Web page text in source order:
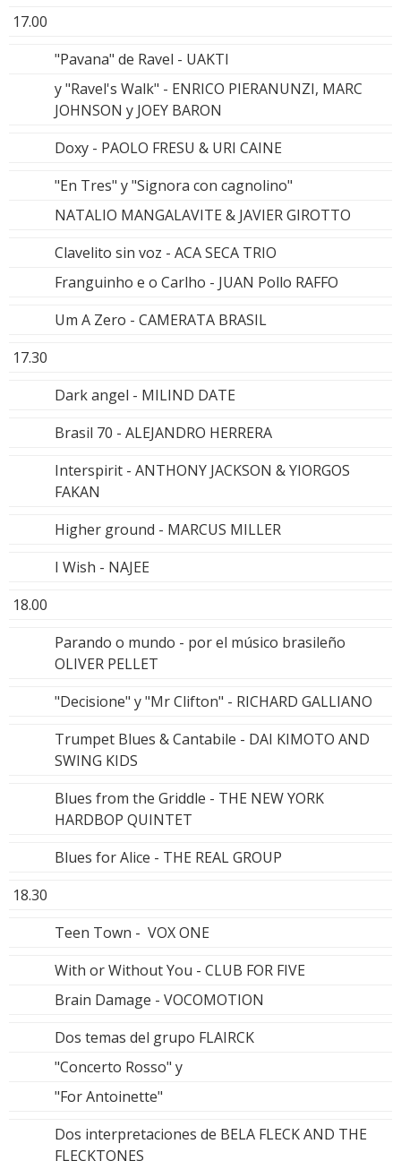
17.00
"Pavana" de Ravel - UAKTI
y "Ravel's Walk" - ENRICO PIERANUNZI, MARC
JOHNSON y JOEY BARON
Doxy - PAOLO FRESU & URI CAINE
"En Tres" y "Signora con cagnolino"
NATALIO MANGALAVITE & JAVIER GIROTTO
Clavelito sin voz - ACA SECA TRIO
Franguinho e o Carlho - JUAN Pollo RAFFO
Um A Zero - CAMERATA BRASIL
17.30
Dark angel - MILIND DATE
Brasil 70 - ALEJANDRO HERRERA
Interspirit - ANTHONY JACKSON & YIORGOS
FAKAN
Higher ground - MARCUS MILLER
I Wish - NAJEE
18.00
Parando o mundo - por el músico brasileño
OLIVER PELLET
"Decisione" y "Mr Clifton" - RICHARD GALLIANO
Trumpet Blues & Cantabile - DAI KIMOTO AND
SWING KIDS
Blues from the Griddle - THE NEW YORK
HARDBOP QUINTET
Blues for Alice - THE REAL GROUP
18.30
Teen Town - VOX ONE
With or Without You - CLUB FOR FIVE
Brain Damage - VOCOMOTION
Dos temas del grupo FLAIRCK
"Concerto Rosso" y
"For Antoinette"
Dos interpretaciones de BELA FLECK AND THE
FLECKTONES